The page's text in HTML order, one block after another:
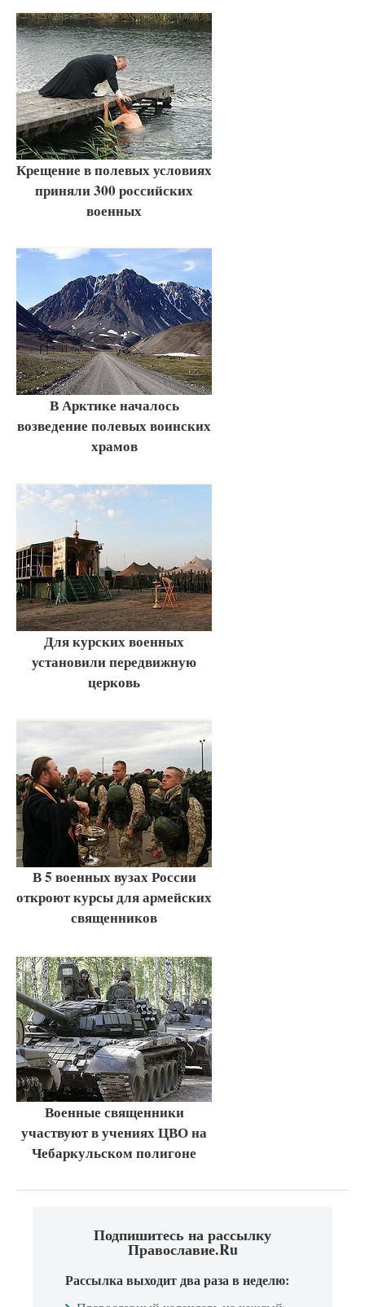
Крещение в полевых условиях
приняли 300 российских
военных
В Арктике началось
возведение полевых воинских
храмов
Для курских военных
установили передвижную
церковь
В 5 военных вузах России
откроют курсы для армейских
священников
Военные священники
участвуют в учениях ЦВО на
Чебаркульском полигоне
Подпишитесь на рассылку
Православие.Ru
Рассылка выходит два раза в неделю: